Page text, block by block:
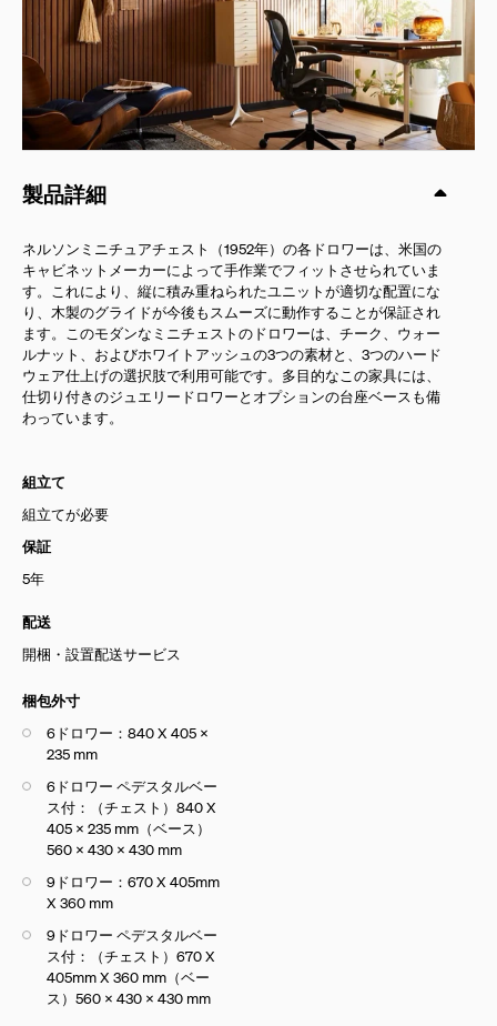
製品詳細
ネルソンミニチュアチェスト（1952年）の各ドロワーは、米国の
キャビネットメーカーによって手作業でフィットさせられていま
す。これにより、縦に積み重ねられたユニットが適切な配置にな
り、木製のグライドが今後もスムーズに動作することが保証され
ます。このモダンなミニチェストのドロワーは、チーク、ウォー
ルナット、およびホワイトアッシュの3つの素材と、3つのハード
ウェア仕上げの選択肢で利用可能です。多目的なこの家具には、
仕切り付きのジュエリードロワーとオプションの台座ベースも備
わっています。
組立て
組立てが必要
保証
5年
配送
開梱・設置配送サービス
梱包外寸
6ドロワー：840 X 405 X
235 mm
6ドロワー ペデスタルベー
ス付：（チェスト）840 X
405 X 235 mm（ベース）
560 X 430 X 430 mm
9ドロワー：670 X 405mm
X 360 mm
9ドロワー ペデスタルベー
ス付：（チェスト）670 X
405mm X 360 mm（ベー
ス）560 X 430 X 430 mm